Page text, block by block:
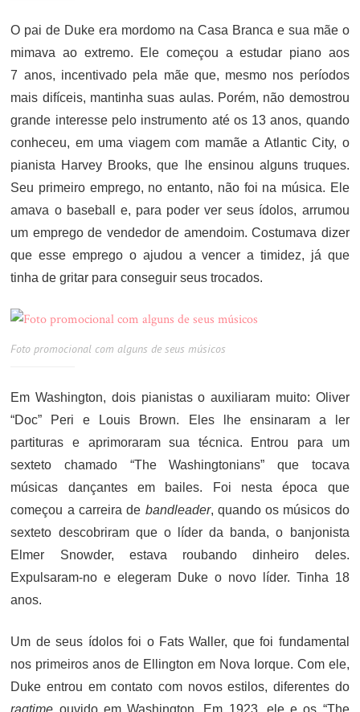
O pai de Duke era mordomo na Casa Branca e sua mãe o
mimava ao extremo. Ele começou a estudar piano aos
7 anos, incentivado pela mãe que, mesmo nos períodos
mais difíceis, mantinha suas aulas. Porém, não demostrou
grande interesse pelo instrumento até os 13 anos, quando
conheceu, em uma viagem com mamãe a Atlantic City, o
pianista Harvey Brooks, que lhe ensinou alguns truques.
Seu primeiro emprego, no entanto, não foi na música. Ele
amava o baseball e, para poder ver seus ídolos, arrumou
um emprego de vendedor de amendoim. Costumava dizer
que esse emprego o ajudou a vencer a timidez, já que
tinha de gritar para conseguir seus trocados.
Foto promocional com alguns de seus músicos
Em Washington, dois pianistas o auxiliaram muito: Oliver
“Doc” Peri e Louis Brown. Eles lhe ensinaram a ler
partituras e aprimoraram sua técnica. Entrou para um
sexteto chamado “The Washingtonians” que tocava
músicas dançantes em bailes. Foi nesta época que
começou a carreira de bandleader, quando os músicos do
sexteto descobriram que o líder da banda, o banjonista
Elmer Snowder, estava roubando dinheiro deles.
Expulsaram-no e elegeram Duke o novo líder. Tinha 18
anos.
Um de seus ídolos foi o Fats Waller, que foi fundamental
nos primeiros anos de Ellington em Nova Iorque. Com ele,
Duke entrou em contato com novos estilos, diferentes do
ragtime ouvido em Washington. Em 1923, ele e os “The